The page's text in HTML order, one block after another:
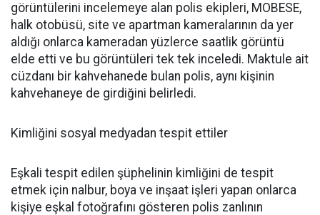
görüntülerini incelemeye alan polis ekipleri, MOBESE,
halk otobüsü, site ve apartman kameralarının da yer
aldığı onlarca kameradan yüzlerce saatlik görüntü
elde etti ve bu görüntüleri tek tek inceledi. Maktule ait
cüzdanı bir kahvehanede bulan polis, aynı kişinin
kahvehaneye de girdiğini belirledi.
Kimliğini sosyal medyadan tespit ettiler
Eşkali tespit edilen şüphelinin kimliğini de tespit
etmek için nalbur, boya ve inşaat işleri yapan onlarca
kişiye eşkal fotoğrafını gösteren polis zanlının